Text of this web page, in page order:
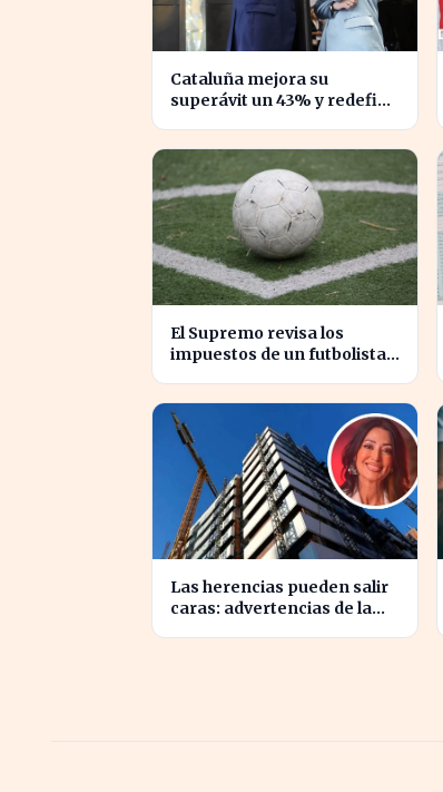
Cataluña mejora su
superávit un 43% y redefine
El Supremo revisa los
impuestos de un futbolista
Las herencias pueden salir
caras: advertencias de la